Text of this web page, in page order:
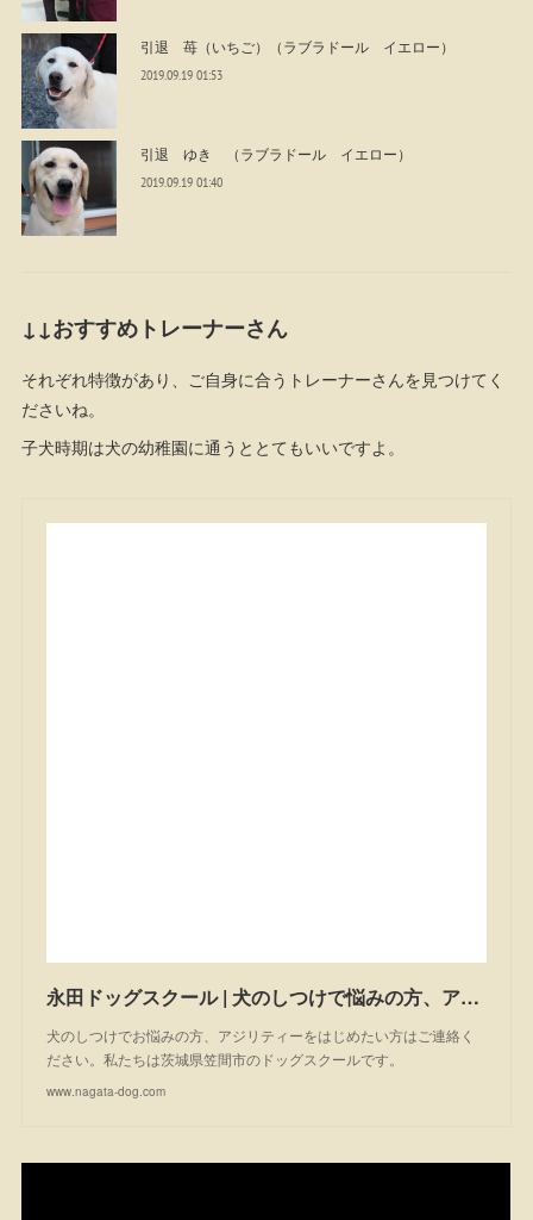
引退 苺（いちご）（ラブラドール イエロー）
2019.09.19 01:53
引退 ゆき （ラブラドール イエロー）
2019.09.19 01:40
↓↓おすすめトレーナーさん
それぞれ特徴があり、ご自身に合うトレーナーさんを見つけてく
ださいね。
子犬時期は犬の幼稚園に通うととてもいいですよ。
永田ドッグスクール | 犬のしつけで悩みの方、アジリティーを始めたい方は一度ご相談ください。私たちは茨城県笠間市のドッグスクールです。
犬のしつけでお悩みの方、アジリティーをはじめたい方はご連絡く
ださい。私たちは茨城県笠間市のドッグスクールです。
www.nagata-dog.com